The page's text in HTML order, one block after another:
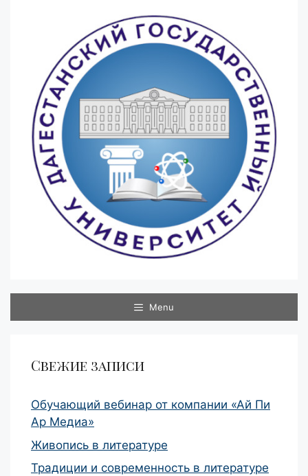
Menu
Свежие записи
Обучающий вебинар от компании «Ай Пи
Ар Медиа»
Живопись в литературе
Традиции и современность в литературе